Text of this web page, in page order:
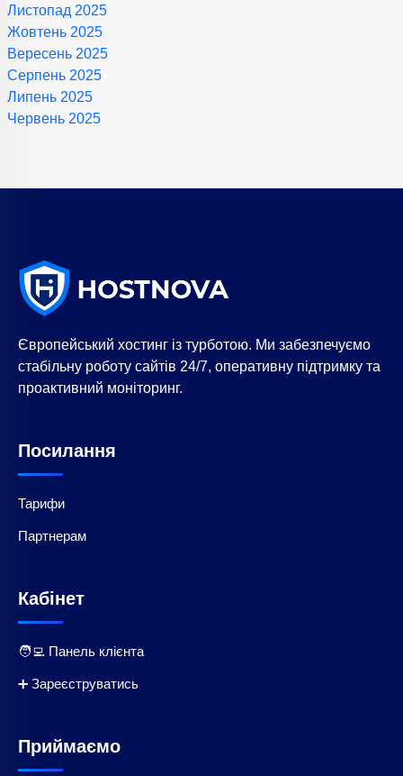
Листопад 2025
Жовтень 2025
Вересень 2025
Серпень 2025
Липень 2025
Червень 2025
Європейський хостинг із турботою. Ми забезпечуємо
стабільну роботу сайтів 24/7, оперативну підтримку та
проактивний моніторинг.
Посилання
Тарифи
Партнерам
Кабінет
🧑‍💻 Панель клієнта
➕ Зареєструватись
Приймаємо